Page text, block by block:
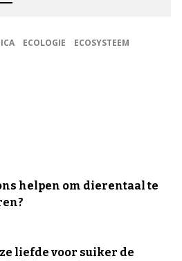
ECOLOGIE
ECOSYSTEEM
helpen om dierentaal te
liefde voor suiker de